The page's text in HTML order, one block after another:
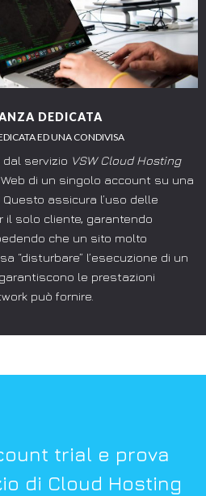
DEDICATA
ED UNA CONDIVISA
servizio VSW Cloud Hosting
di un singolo account su una
assicura l’uso delle
il solo cliente, garantendo
che un sito molto
“disturbare” l’esecuzione di un
le prestazioni
può fornire.
trial e prova
di Cloud Hosting